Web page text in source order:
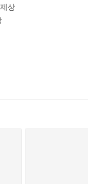
히 열리더니 중년 여
쉰 전후일까. 미인까지
고집스러움이 엿보였다
라디오 음악, 그리고
인이 보여줄 게 있다
상